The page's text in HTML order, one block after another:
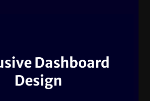
Dashboard
Design